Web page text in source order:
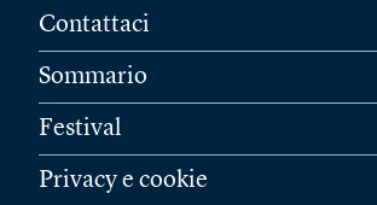
Contattaci
Sommario
Festival
Privacy e cookie